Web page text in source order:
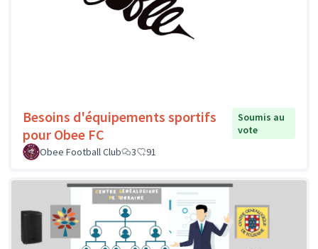
Besoins d'équipements sportifs
pour Obee FC
Soumis au
vote
Obee Football Club
3 91